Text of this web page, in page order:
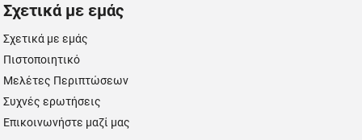
Σχετικά με εμάς
Σχετικά με εμάς
Πιστοποιητικό
Μελέτες Περιπτώσεων
Συχνές ερωτήσεις
Επικοινωνήστε μαζί μας